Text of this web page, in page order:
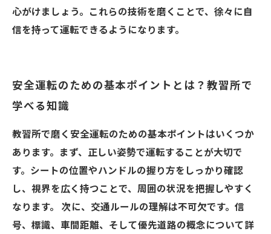
心がけましょう。これらの技術を磨くことで、徐々に自
信を持って運転できるようになります。
安全運転のための基本ポイントとは？教習所で
学べる知識
教習所で磨く安全運転のための基本ポイントはいくつか
あります。まず、正しい姿勢で運転することが大切で
す。シートの位置やハンドルの握り方をしっかり確認
し、視界を広く持つことで、周囲の状況を把握しやすく
なります。 次に、交通ルールの理解は不可欠です。信
号、標識、車間距離、そして優先道路の概念について詳